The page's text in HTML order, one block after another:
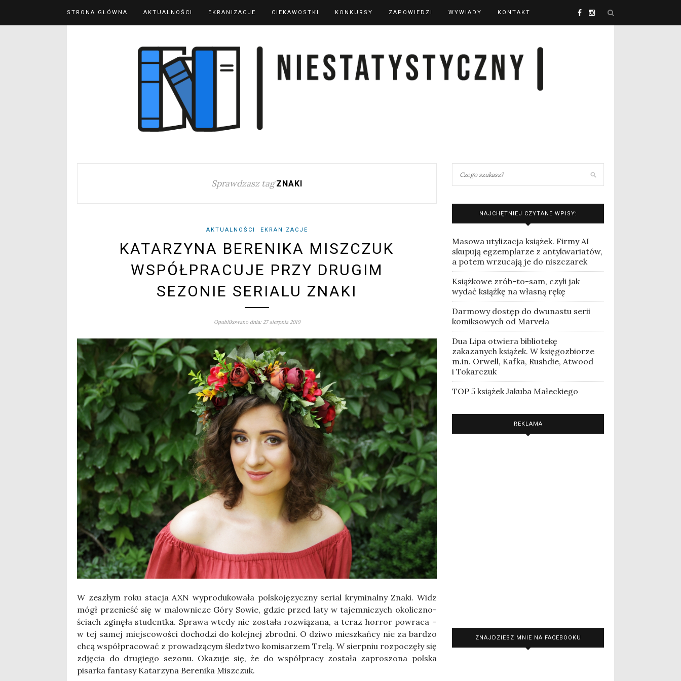
STRONA GŁÓWNA AKTUALNOŚCI EKRANIZACJE CIEKAWOSTKI KONKURSY ZAPOWIEDZI WYWIADY KONTAKT
Sprawdzasz tag ZNAKI
AKTUALNOŚCI EKRANIZACJE
KATARZYNA BERENIKA MISZCZUK
WSPÓŁPRACUJE PRZY DRUGIM
SEZONIE SERIALU ZNAKI
Opublikowano dnia: 27 sierpnia 2019
W zeszłym roku sta­cja AXN wypro­du­ko­wa­ła pol­sko­ję­zycz­ny serial kry­mi­nal­ny Zna­ki. Widz
mógł prze­nieść się w malow­ni­cze Góry Sowie, gdzie przed laty w tajem­ni­czych oko­licz­no­
ściach zgi­nę­ła stu­dent­ka. Spra­wa wte­dy nie zosta­ła roz­wią­za­na, a teraz hor­ror powra­ca –
w tej samej miej­sco­wo­ści docho­dzi do kolej­nej zbrod­ni. O dzi­wo miesz­kań­cy nie za bar­dzo
chcą współ­pra­co­wać z pro­wa­dzą­cym śledz­two komi­sa­rzem Tre­lą. W sierp­niu roz­po­czę­ły się
zdję­cia do dru­gie­go sezo­nu. Oka­zu­je się, że do współ­pra­cy zosta­ła zapro­szo­na pol­ska
pisar­ka fan­ta­sy Kata­rzy­na Bere­ni­ka Misz­czuk.
NAJCHĘTNIEJ CZYTANE WPISY:
Masowa utylizacja książek. Firmy AI
skupują egzemplarze z antykwariatów,
a potem wrzucają je do niszczarek
Książkowe zrób-to-sam, czyli jak
wydać książkę na własną rękę
Darmowy dostęp do dwunastu serii
komiksowych od Marvela
Dua Lipa otwiera bibliotekę
zakazanych książek. W księgozbiorze
m.in. Orwell, Kafka, Rushdie, Atwood
i Tokarczuk
TOP 5 książek Jakuba Małeckiego
REKLAMA
ZNAJDZIESZ MNIE NA FACEBOOKU